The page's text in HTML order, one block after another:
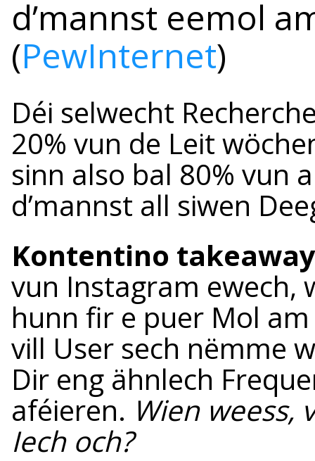
d’mannst eemol
(PewInternet)
Déi selwecht
20% vun de Leit
sinn also bal 80% vun
d’mannst all siwen
Kontentino
vun Instagram ewech,
hunn fir e puer Mol
vill User sech nëmme
Dir eng ähnlech
aféieren. Wien
Iech och?